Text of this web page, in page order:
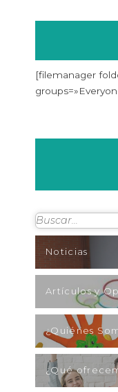
[filemanager
Noticias
Artículos y
¿Quiénes
¿Qué